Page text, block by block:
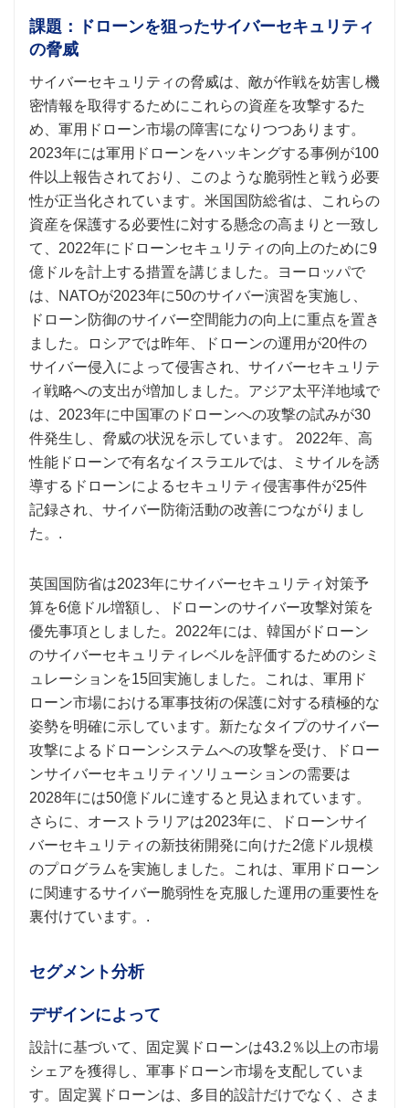
課題：ドローンを狙ったサイバーセキュリティ
の脅威
サイバーセキュリティの脅威は、敵が作戦を妨害し機
密情報を取得するためにこれらの資産を攻撃するた
め、軍用ドローン市場の障害になりつつあります。
2023年には軍用ドローンをハッキングする事例が100
件以上報告されており、このような脆弱性と戦う必要
性が正当化されています。米国国防総省は、これらの
資産を保護する必要性に対する懸念の高まりと一致し
て、2022年にドローンセキュリティの向上のために9
億ドルを計上する措置を講じました。ヨーロッパで
は、NATOが2023年に50のサイバー演習を実施し、
ドローン防御のサイバー空間能力の向上に重点を置き
ました。ロシアでは昨年、ドローンの運用が20件の
サイバー侵入によって侵害され、サイバーセキュリテ
ィ戦略への支出が増加しました。アジア太平洋地域で
は、2023年に中国軍のドローンへの攻撃の試みが30
件発生し、脅威の状況を示しています。 2022年、高
性能ドローンで有名なイスラエルでは、ミサイルを誘
導するドローンによるセキュリティ侵害事件が25件
記録され、サイバー防衛活動の改善につながりまし
た。.
英国国防省は2023年にサイバーセキュリティ対策予
算を6億ドル増額し、ドローンのサイバー攻撃対策を
優先事項としました。2022年には、韓国がドローン
のサイバーセキュリティレベルを評価するためのシミ
ュレーションを15回実施しました。これは、軍用ド
ローン市場における軍事技術の保護に対する積極的な
姿勢を明確に示しています。新たなタイプのサイバー
攻撃によるドローンシステムへの攻撃を受け、ドロー
ンサイバーセキュリティソリューションの需要は
2028年には50億ドルに達すると見込まれています。
さらに、オーストラリアは2023年に、ドローンサイ
バーセキュリティの新技術開発に向けた2億ドル規模
のプログラムを実施しました。これは、軍用ドローン
に関連するサイバー脆弱性を克服した運用の重要性を
裏付けています。.
セグメント分析
デザインによって
設計に基づいて、固定翼ドローンは43.2％以上の市場
シェアを獲得し、軍事ドローン市場を支配していま
す。固定翼ドローンは、多目的設計だけでなく、さま